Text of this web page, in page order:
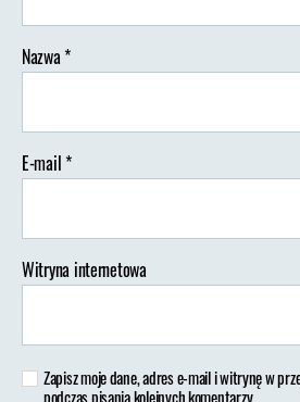
Nazwa*
E-mail*
Witryna internetowa
Zapisz moje dane, adres e-mail i witrynę w
podczas pisania kolejnych komentarzy.